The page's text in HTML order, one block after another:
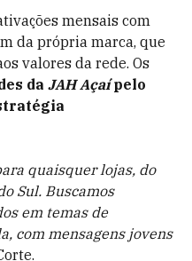
mensais com
da própria marca, que
valores da rede. Os
da JAH Açaípelo
quaisquer lojas, do
Sul. Buscamos
em temas de
com mensagens jovens